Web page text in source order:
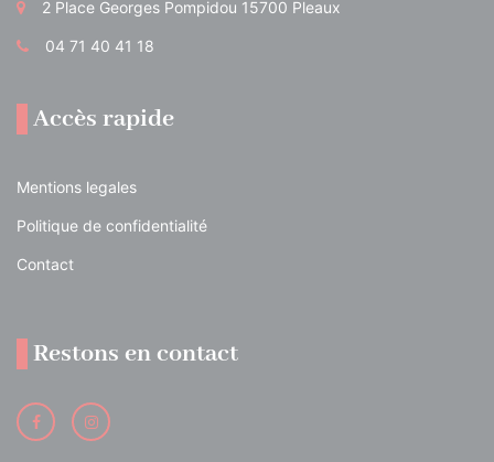
2 Place Georges Pompidou 15700 Pleaux
04 71 40 41 18
Accès rapide
Mentions legales
Politique de confidentialité
Contact
Restons en contact